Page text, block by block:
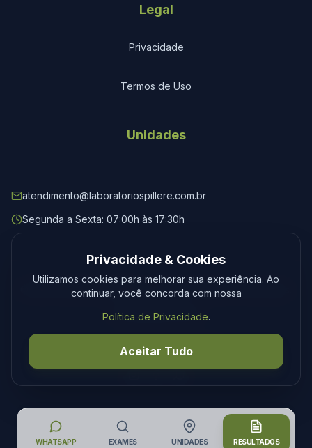
Legal
Privacidade
Termos de Uso
Unidades
atendimento@laboratoriospillere.com.br
Segunda a Sexta: 07:00h às 17:30h
© 2026 Laboratório Spillere. Todos os direitos reservados.
PrivacidadeTermos
DesenvolvimentoTecmedia
Privacidade & Cookies
Utilizamos cookies para melhorar sua experiência. Ao
continuar, você concorda com nossa
Política de Privacidade.
Aceitar Tudo
WHATSAPP EXAMES UNIDADES RESULTADOS